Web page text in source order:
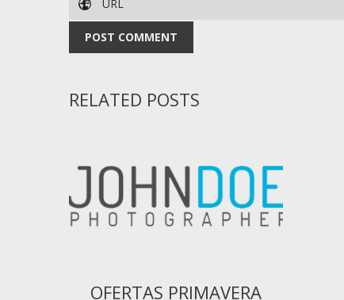
RELATED POSTS
OFERTAS PRIMAVERA